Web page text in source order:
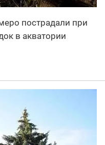
пострадали при
в акватории